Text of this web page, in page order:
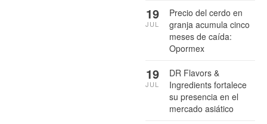
Precio del cerdo en
granja acumula cinco
meses de caída:
Opormex
19
JUL
DR Flavors &
Ingredients fortalece
su presencia en el
mercado asiático
19
JUL